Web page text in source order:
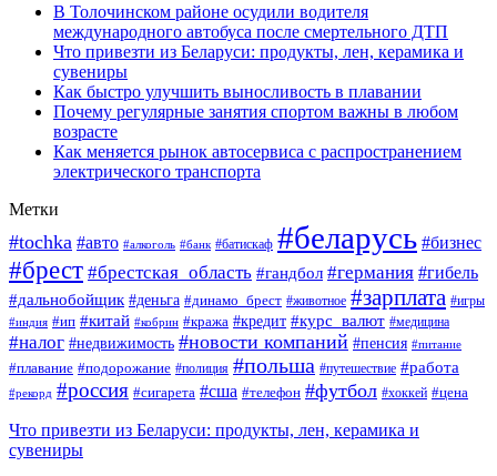
В Толочинском районе осудили водителя
международного автобуса после смертельного ДТП
Что привезти из Беларуси: продукты, лен, керамика и
сувениры
Как быстро улучшить выносливость в плавании
Почему регулярные занятия спортом важны в любом
возрасте
Как меняется рынок автосервиса с распространением
электрического транспорта
Метки
#tochka #авто #алкоголь #банк #батискаф #беларусь #бизнес
#брест #брестская_область #гандбол #германия #гибель
#дальнобойщик #деньга #динамо_брест #животное #зарплата #игры
#индия #ип #китай #кобрин #кража #кредит #курс_валют #медицина
#налог #недвижимость #новости компаний #пенсия #питание
#плавание #подорожание #полиция #польша #путешествие #работа
#рекорд #россия #сигарета #сша #телефон #футбол #хоккей #цена
Что привезти из Беларуси: продукты, лен, керамика и
сувениры